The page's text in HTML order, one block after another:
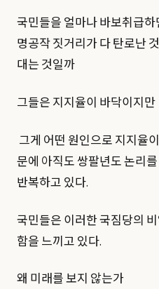
국민들을 얼마나 바보취급
명공작 짓거리가 다 탄로난
대는 것일까
그들은 지지율이 바닥이지만
그게 어떤 원인으로 지지율
문에 아직도 쌍팔년도 논리
반복하고 있다.
국민들은 이러한 국짐당의
함을 느끼고 있다.
왜 미래를 보지 않는가